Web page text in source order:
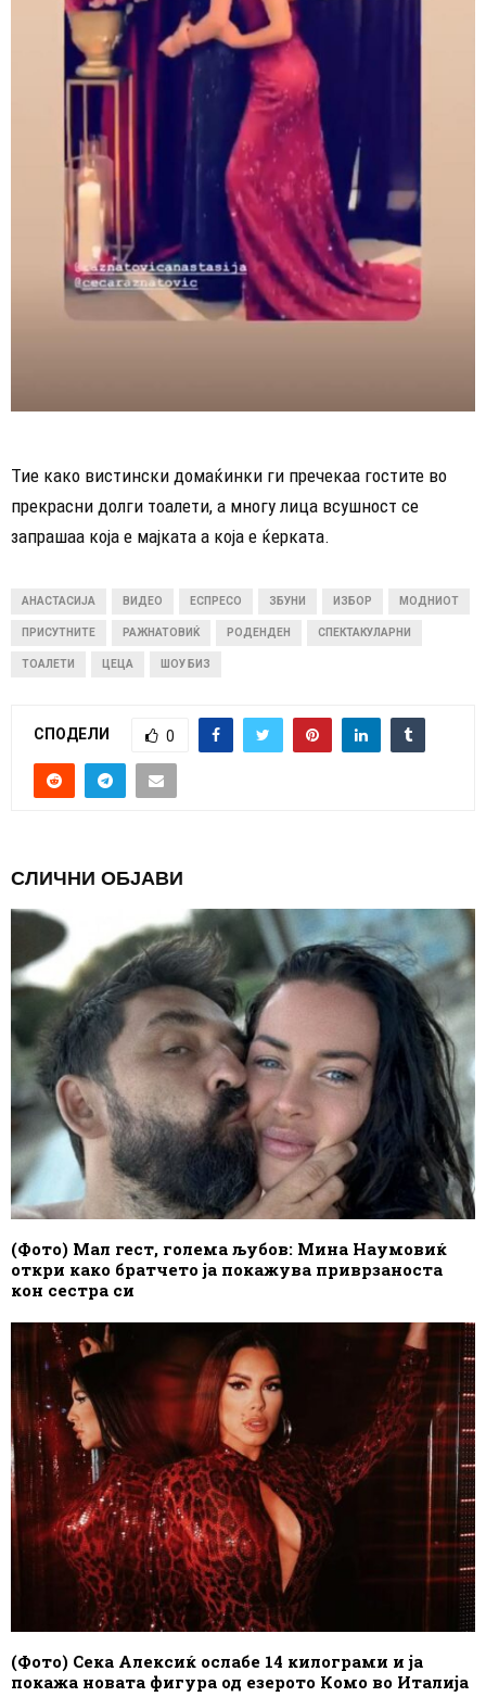
Тие како вистински домаќинки ги пречекаа гостите во
прекрасни долги тоалети, а многу лица всушност се
запрашаа која е мајката а која е ќерката.
АНАСТАСИЈА ВИДЕО ЕСПРЕСО ЗБУНИ ИЗБОР МОДНИОТ
ПРИСУТНИТЕ РАЖНАТОВИЌ РОДЕНДЕН СПЕКТАКУЛАРНИ
ТОАЛЕТИ ЦЕЦА ШОУ БИЗ
СПОДЕЛИ 0
СЛИЧНИ ОБЈАВИ
(Фото) Мал гест, голема љубов: Мина Наумовиќ
откри како братчето ја покажува приврзаноста
кон сестра си
(Фото) Сека Алексиќ ослабе 14 килограми и ја
покажа новата фигура од езерото Комо во Италија